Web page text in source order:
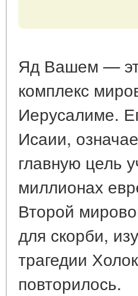
Яд Вашем —
комплекс
Иерусалиме.
Исаии,
главную цель
миллионах
Второй
для скорби,
трагедии
повторилось.